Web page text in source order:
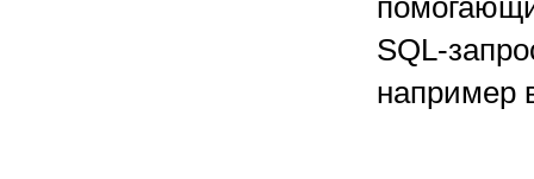
SQL-
например